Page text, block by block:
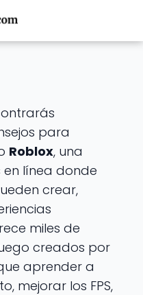
para
Roblox, una
línea donde
crear,
miles de
creados por
aprender a
mejorar los FPS,